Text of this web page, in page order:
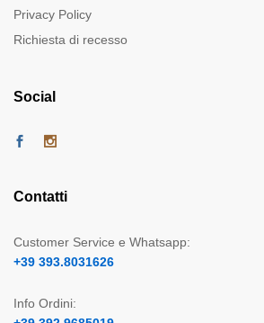
Privacy Policy
Richiesta di recesso
Social
Contatti
Customer Service e Whatsapp:
+39 393.8031626
Info Ordini: